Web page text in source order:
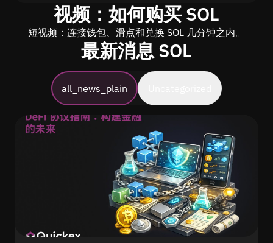
视频：如何购买 SOL
短视频：连接钱包、滑点和兑换 SOL 几分钟之内。
最新消息 SOL
all_news_plain